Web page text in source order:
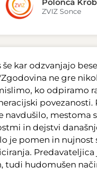
Polonca
ZVIZ Sonce
še kar odzvanjajo
ne gre
ko odpiramo
povezanosti.
navdušilo, mestoma
in dejstvi
je pomen in nujnost
Predavateljica
tudi hudomušen